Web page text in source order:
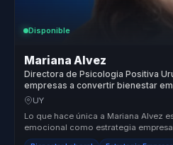
Disponible
Mariana Alvez
Directora de Psicologia Positiva
empresas a convertir bienestar
resiliencia y culturas saludables.
UY
Lo que hace única a Mariana Alvez
emocional como estrategia
conferencist...